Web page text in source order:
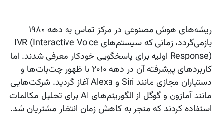
ریشه‌های هوش مصنوعی در مرکز تماس
به دهه 1980
بازمی‌گردد، زمانی که سیستم‌های IVR (Interactive Voice
Response) اولیه برای پاسخگویی خودکار معرفی شدند. اما
کاربردهای پیشرفته آن در دهه 2010 با ظهور چت‌بات‌ها و
دستیاران مجازی مانند Siri و Alexa آغاز گردید. شرکت‌هایی
مانند آمازون و گوگل از الگوریتم‌های AI برای تحلیل مکالمات
استفاده کردند که منجر به کاهش زمان انتظار مشتریان شد.